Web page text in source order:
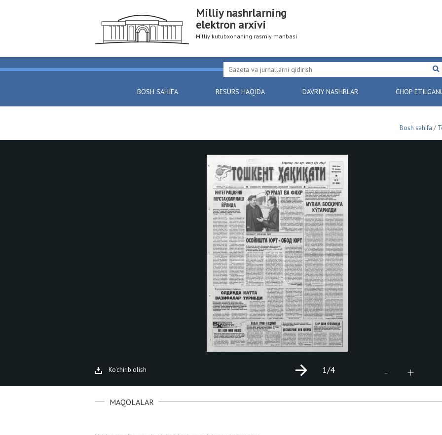
Milliy nashrlarning
elektron arxivi
Milliy kutubxonaning rasmiy manbasi
BOSH SAHIFA RESURS HAQIDA DAVRIY NASHRLAR CHOP
Bosh sahifa /
Ko'chirib olish - +
1/4
MAQOLALAR